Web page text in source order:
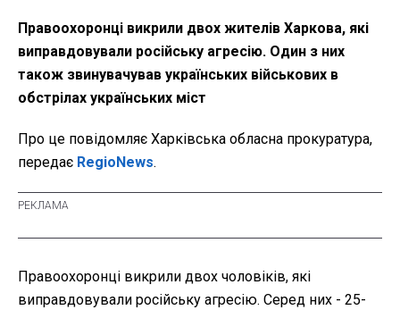
Правоохоронці викрили двох жителів Харкова, які
виправдовували російську агресію. Один з них
також звинувачував українських військових в
обстрілах українських міст
Про це повідомляє Харківська обласна прокуратура,
передає RegioNews.
Правоохоронці викрили двох чоловіків, які
виправдовували російську агресію. Серед них - 25-